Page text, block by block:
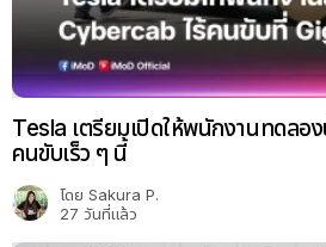
Tesla เตรียมเปิดให้พนักงานทดลอ
คนขับเร็ว ๆ นี้
โดย Sakura P.
27 วันที่แล้ว